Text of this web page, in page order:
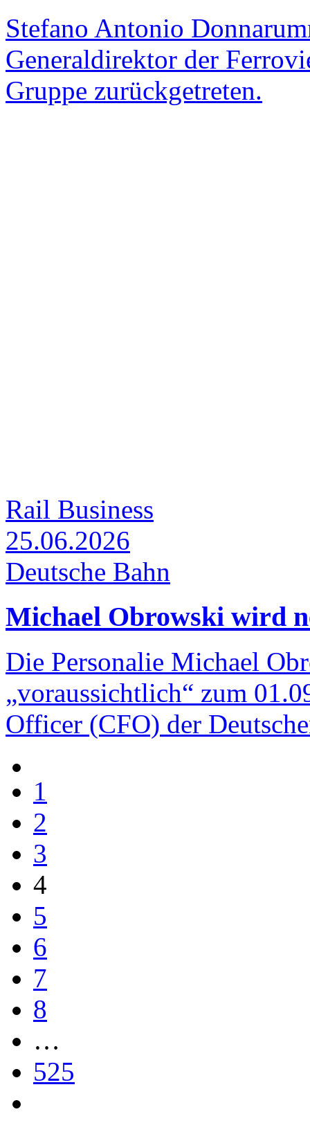
Stefano Antonio
Generaldirektor der
Gruppe zurückgetreten.
Rail Business
25.06.2026
Deutsche Bahn
Michael Obrowski wird
Die Personalie Michael
„voraussichtlich“ zum
Officer (CFO) der
1
2
3
4
5
6
7
8
…
525